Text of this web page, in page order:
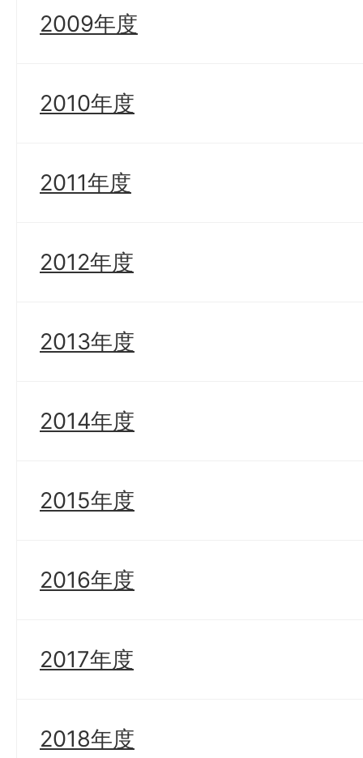
2009年度
2010年度
2011年度
2012年度
2013年度
2014年度
2015年度
2016年度
2017年度
2018年度